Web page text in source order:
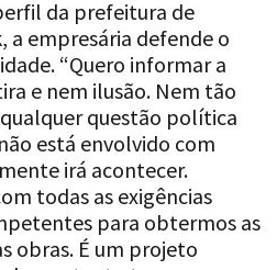
“Quero informar a
e nem ilusão. Nem tão
questão política
está envolvido com
irá acontecer.
todas as exigências
para obtermos as
obras. É um projeto
portanto tem o seu